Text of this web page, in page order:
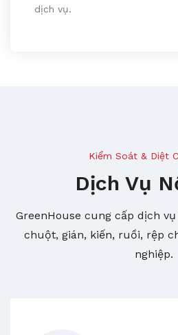
dịch vụ.
Kiểm Soát & Diệt
Dịch Vụ
GreenHouse cung cấp dịch
chuột, gián, kiến, ruồi, rệp
nghiệp.